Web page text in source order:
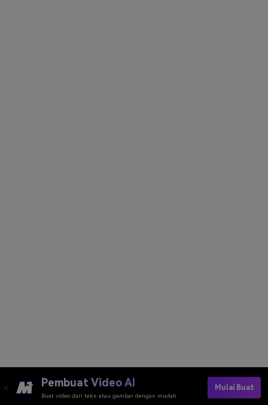
Pembuat Video AI
Buat video dari teks atau gambar dengan mudah
Mulai Buat